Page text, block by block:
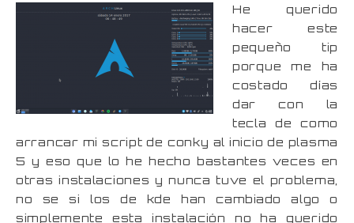
He querido
hacer este
pequeño tip
porque me ha
costado días
dar con la
tecla de como
arrancar mi script de conky al inicio de plasma
5 y eso que lo he hecho bastantes veces en
otras instalaciones y nunca tuve el problema,
no se si los de kde han cambiado algo o
simplemente esta instalación no ha querido